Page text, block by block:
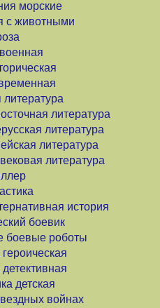
морские
с животными
литература
литература
литература
литература
история
боевик
боевые роботы
детская
войнах